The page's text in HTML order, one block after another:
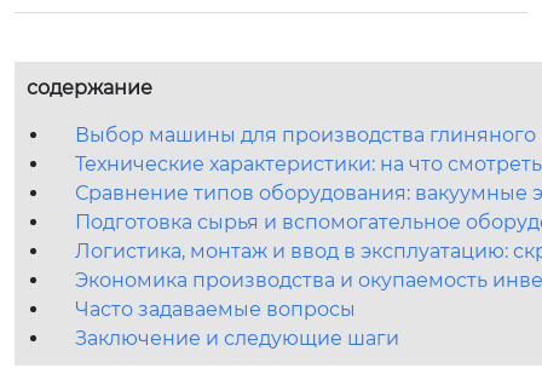
содержание
Выбор машины для производства глиняного
Технические характеристики: на что
Сравнение типов оборудования: вакуумные
Подготовка сырья и вспомогательное
Логистика, монтаж и ввод в эксплуатацию:
Экономика производства и окупаемость
Часто задаваемые вопросы
Заключение и следующие шаги